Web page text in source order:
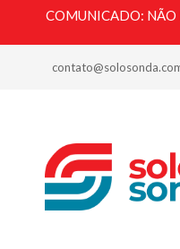
COMUNICADO: NÃO